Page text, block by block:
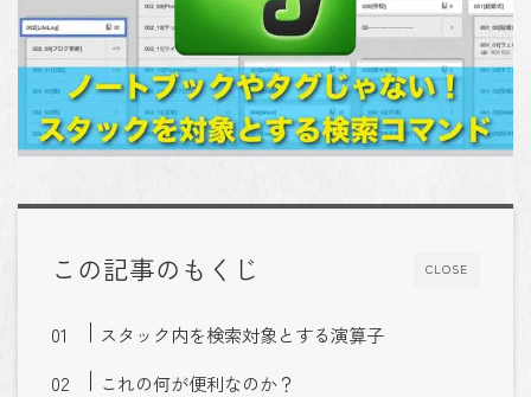
CLOSE
この記事のもくじ
スタック内を検索対象とする演算子
これの何が便利なのか？